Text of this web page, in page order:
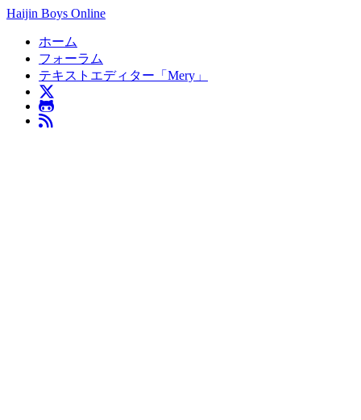
Haijin Boys Online
ホーム
フォーラム
テキストエディター「Mery」